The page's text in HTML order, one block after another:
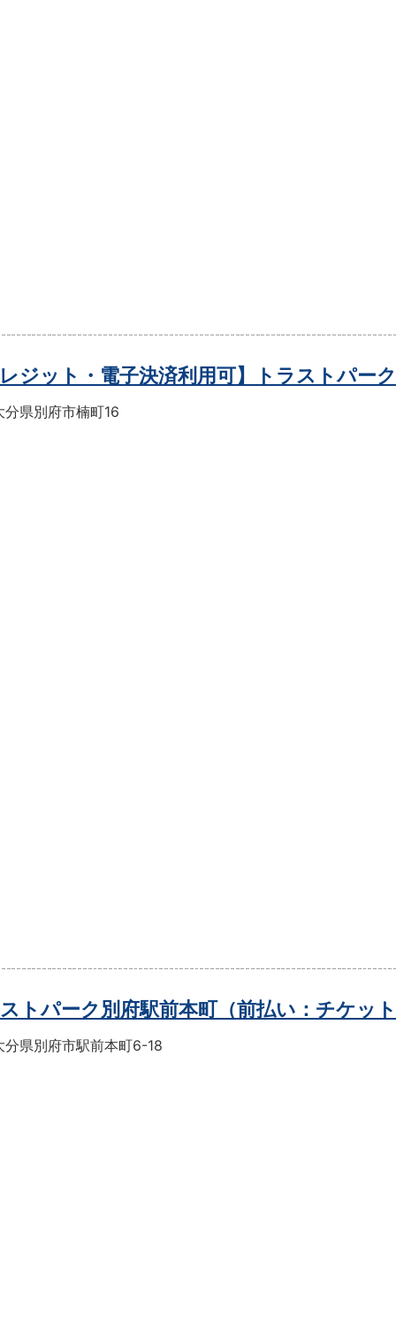
レジット・電子決済利用可】トラストパー
分県別府市楠町16
ストパーク別府駅前本町（前払い：チケッ
分県別府市駅前本町6-18